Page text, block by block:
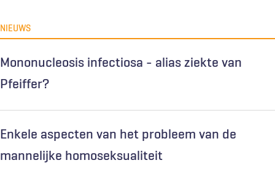
NIEUWS
Mononucleosis infectiosa - alias ziekte van
Pfeiffer?
Enkele aspecten van het probleem van de
mannelijke homoseksualiteit